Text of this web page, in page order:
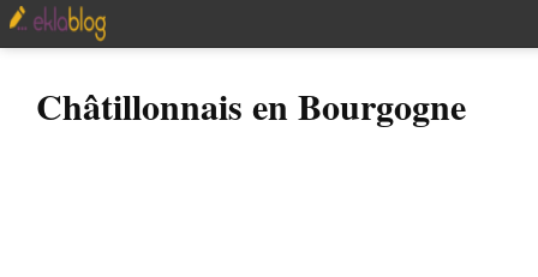
Châtillonnais en Bourgogne